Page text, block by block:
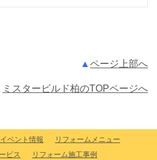
▲ ページ上部へ
ミスタービルド柏のTOPページへ
ベント情報
リフォームメニュー
ビス
リフォーム施工事例